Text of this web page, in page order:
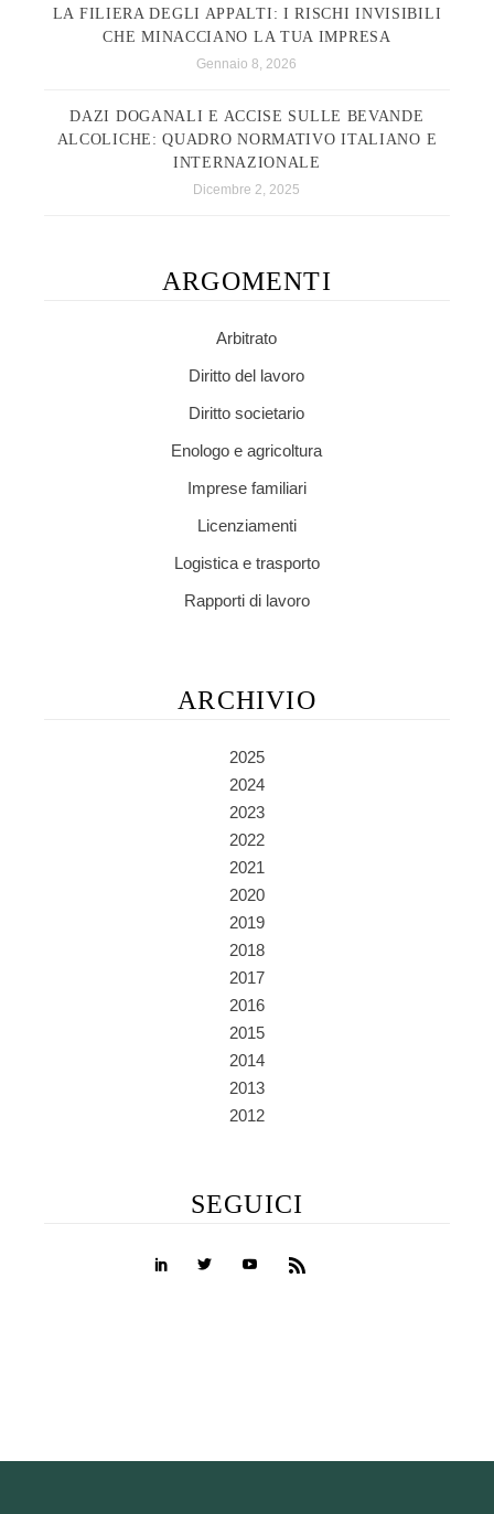
LA FILIERA DEGLI APPALTI: I RISCHI INVISIBILI
CHE MINACCIANO LA TUA IMPRESA
Gennaio 8, 2026
DAZI DOGANALI E ACCISE SULLE BEVANDE
ALCOLICHE: QUADRO NORMATIVO ITALIANO E
INTERNAZIONALE
Dicembre 2, 2025
ARGOMENTI
Arbitrato
Diritto del lavoro
Diritto societario
Enologo e agricoltura
Imprese familiari
Licenziamenti
Logistica e trasporto
Rapporti di lavoro
ARCHIVIO
2025
2024
2023
2022
2021
2020
2019
2018
2017
2016
2015
2014
2013
2012
SEGUICI